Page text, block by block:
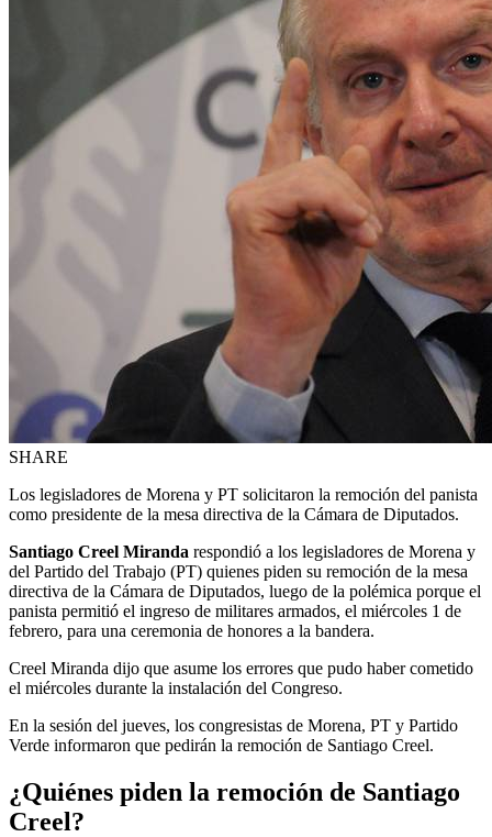
SHARE
Los legisladores de Morena y PT solicitaron la remoción del panista
como presidente de la mesa directiva de la Cámara de Diputados.
Santiago Creel Miranda respondió a los legisladores de Morena y
del Partido del Trabajo (PT) quienes piden su remoción de la mesa
directiva de la Cámara de Diputados, luego de la polémica porque el
panista permitió el ingreso de militares armados, el miércoles 1 de
febrero, para una ceremonia de honores a la bandera.
Creel Miranda dijo que asume los errores que pudo haber cometido
el miércoles durante la instalación del Congreso.
En la sesión del jueves, los congresistas de Morena, PT y Partido
Verde informaron que pedirán la remoción de Santiago Creel.
¿Quiénes piden la remoción de Santiago
Creel?